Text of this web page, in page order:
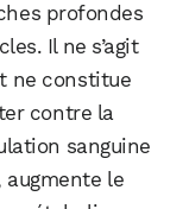
profondes
Il ne s’agit
ne constitue
contre la
sanguine
le